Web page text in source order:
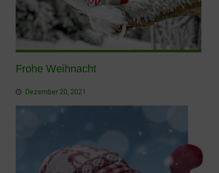
Frohe Weihnacht
Dezember 20, 2021